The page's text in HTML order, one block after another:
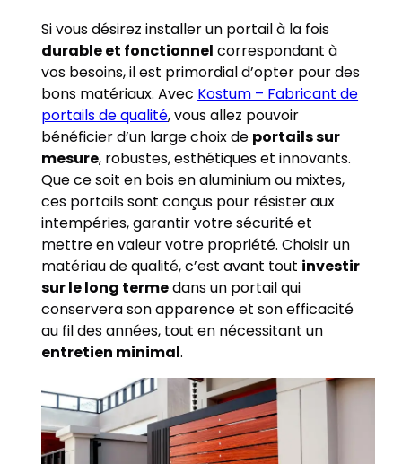
Si vous désirez installer un portail à la fois
durable et fonctionnel correspondant à
vos besoins, il est primordial d’opter pour des
bons matériaux. Avec Kostum – Fabricant de
portails de qualité, vous allez pouvoir
bénéficier d’un large choix de portails sur
mesure, robustes, esthétiques et innovants.
Que ce soit en bois en aluminium ou mixtes,
ces portails sont conçus pour résister aux
intempéries, garantir votre sécurité et
mettre en valeur votre propriété. Choisir un
matériau de qualité, c’est avant tout investir
sur le long termedans un portail qui
conservera son apparence et son efficacité
au fil des années, tout en nécessitant un
entretien minimal.